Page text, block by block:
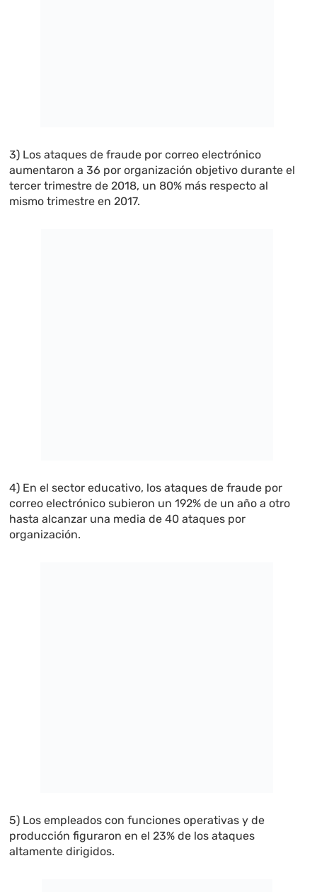
3) Los ataques de fraude por correo electrónico
aumentaron a 36 por organización objetivo durante el
tercer trimestre de 2018, un 80% más respecto al
mismo trimestre en 2017.
4) En el sector educativo, los ataques de fraude por
correo electrónico subieron un 192% de un año a otro
hasta alcanzar una media de 40 ataques por
organización.
5) Los empleados con funciones operativas y de
producción figuraron en el 23% de los ataques
altamente dirigidos.